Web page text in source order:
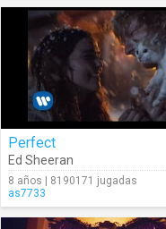
Perfect
Ed Sheeran
8 años | 8190171 jugadas
as7733